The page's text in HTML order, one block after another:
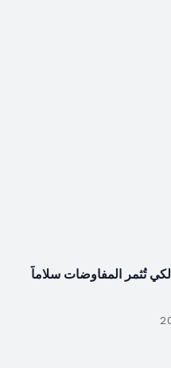
تُثمر المفاوضات سلاماً